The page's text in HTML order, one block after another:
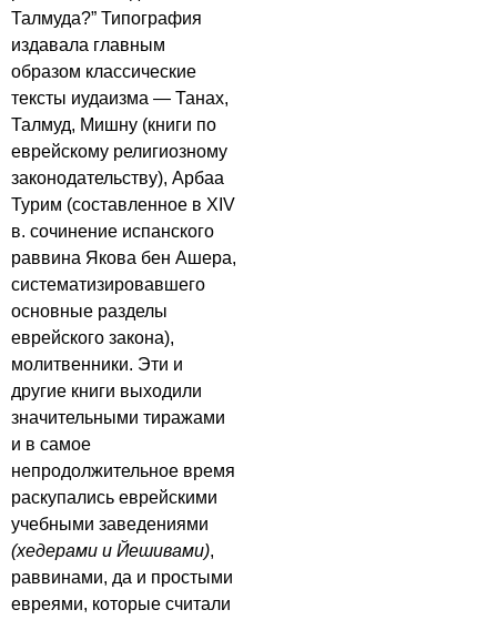
Талмуда?” Типография
издавала главным
образом классические
тексты иудаизма — Танах,
Талмуд, Мишну (книги по
еврейскому религиозному
законодательству), Арбаа
Турим (составленное в XIV
в. сочинение испанского
раввина Якова бен Ашера,
систематизировавшего
основные разделы
еврейского закона),
молитвенники. Эти и
другие книги выходили
значительными тиражами
и в самое
непродолжительное время
раскупались еврейскими
учебными заведениями
(хедерами и Йешивами),
раввинами, да и простыми
евреями, которые считали